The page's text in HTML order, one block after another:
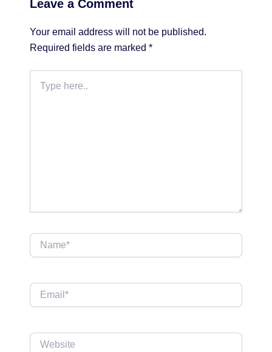
Leave a Comment
Your email address will not be published.
Required fields are marked *
here..
Name*
Email*
Website